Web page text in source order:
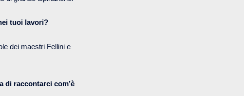
tuoi lavori?
dei maestri Fellini e
di raccontarci com’è